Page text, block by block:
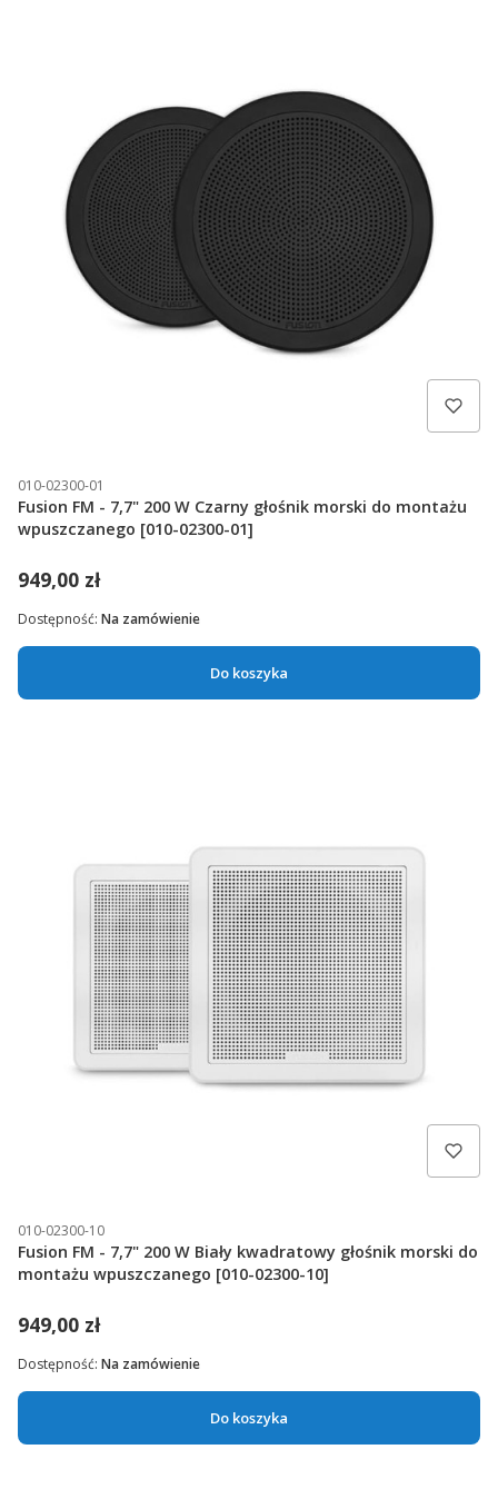
010-02300-01
Fusion FM - 7,7" 200 W Czarny głośnik morski do montażu
wpuszczanego [010-02300-01]
949,00 zł
Do koszyka
Dostępność: Na zamówienie
010-02300-10
Fusion FM - 7,7" 200 W Biały kwadratowy głośnik morski do
montażu wpuszczanego [010-02300-10]
949,00 zł
Do koszyka
Dostępność: Na zamówienie